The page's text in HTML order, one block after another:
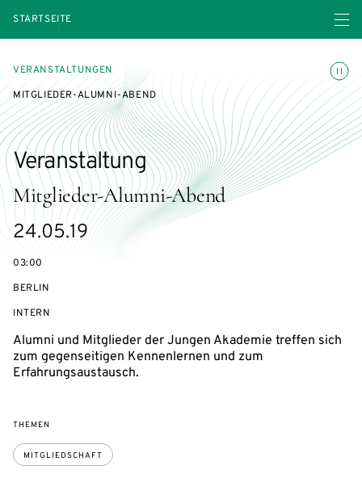
STARTSEITE Menü
VERANSTALTUNGEN
MITGLIEDER-ALUMNI-ABEND
Mitglieder-Alumni-Abend
Veranstaltung
eventBeginsOn
24.05.19
03:00
BERLIN
VERANSTALTUNGSZUGANG:
INTERN
Alumni und Mitglieder der Jungen Akademie treffen sich
zum gegenseitigen Kennenlernen und zum
Erfahrungsaustausch.
THEMEN
MITGLIEDSCHAFT